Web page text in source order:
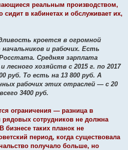
реальным производством,
сидит в кабинетах и обслуживает их,
кроется в огромной
и рабочих. Есть
Средняя зарплата
лесного хозяйств с 2015 г. по 2017
руб. То есть на 13 800 руб. А
рабочих этих отраслей — с 20
3400 руб.
ограничения — разница в
рядовых сотрудников не должна
таких планок не
период, когда существовала
получало больше, но